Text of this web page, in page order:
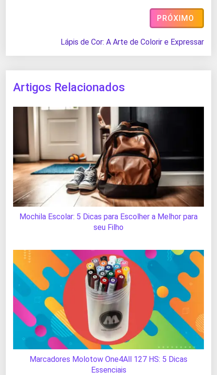
PRÓXIMO
Lápis de Cor: A Arte de Colorir e Expressar
Artigos Relacionados
Mochila Escolar: 5 Dicas para Escolher a Melhor para
seu Filho
Marcadores Molotow One4All 127 HS: 5 Dicas
Essenciais